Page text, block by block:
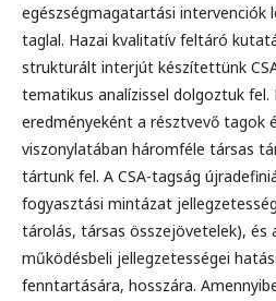
egészségmagatartási intervenciók
taglal. Hazai kvalitatív feltáró
strukturált interjút készítettünk
tematikus analízissel dolgoztuk fel.
eredményeként a résztvevő tagok
viszonylatában háromféle társas
tártunk fel. A CSA-tagság
fogyasztási mintázat
tárolás, társas összejövetelek),
működésbeli jellegzetességei
fenntartására, hosszára.